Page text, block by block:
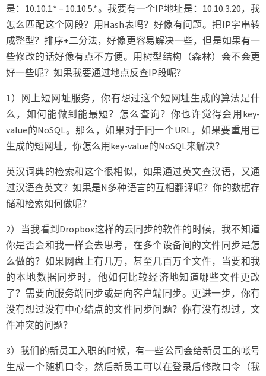
是：10.10.1.* – 10.10.5.*。我要有一个IP地址是：10.10.3.20，我
怎么匹配这个网段？用Hash表吗？好像有问题。把IP字串转
成整型？排序+二分法，好像更容易解决一些，但是如果有一
些修改的话好像有点不方便。用树型结构（森林）会不会更
好一些呢？如果我要通过地点反查IP段呢？
1）网上短网址服务，你有想过这个短网址生成的算法是什
么，如何能做到能最短？怎么查询？你也许觉得会用key-
value的NoSQL。那么，如果对于同一个URL，如果要重用已
生成的短网址，你怎么用key-value的NoSQL来解决？
英汉词典的检索和这个很相似，如果通过英文查汉语，又通
过汉语查英文？如果是N多种语言的互相翻译呢？你的数据存
储和检索如何做呢？
2）当我看到Dropbox这样的云同步的软件的时候，我不知道
你是否会和我一样会去思考，在多个设备间的文件同步是怎
么做的？如果网盘上有几万，甚至几百万个文件，当要和我
的本地数据同步时，他如何比较经济地知道哪些文件更改
了？需要向服务端同步或是向客户端同步。更进一步，你有
没有想过没有中心结点的文件同步问题？你有没有想过，文
件冲突的问题？
3）我们的新员工入职的时候，有一些公司会给新员工的帐号
生成一个随机口令，然后新员工可以在登录后修改口令（我